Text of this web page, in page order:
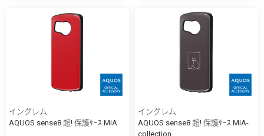
イングレム
AQUOS sense8 超! 保護ｹｰｽ MiA
イングレム
AQUOS sense8 超! 保護ｹｰｽ MiA-
collection